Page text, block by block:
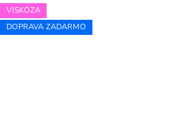
VISKÓZA
DOPRAVA ZADARMO